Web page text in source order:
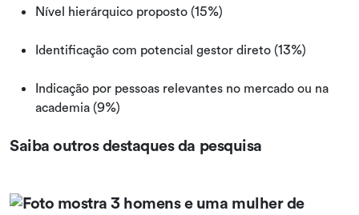
Nível hierárquico proposto (15%)
Identificação com potencial gestor direto (13%)
Indicação por pessoas relevantes no mercado ou na
academia (9%)
Saiba outros destaques da pesquisa